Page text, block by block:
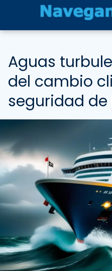
Aguas
del cambio
seguridad de